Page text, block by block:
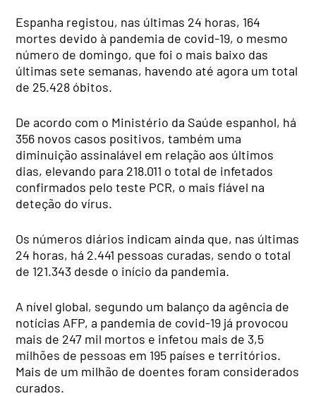
Espanha registou, nas últimas 24 horas, 164
mortes devido à pandemia de covid-19, o mesmo
número de domingo, que foi o mais baixo das
últimas sete semanas, havendo até agora um total
de 25.428 óbitos.
De acordo com o Ministério da Saúde espanhol, há
356 novos casos positivos, também uma
diminuição assinalável em relação aos últimos
dias, elevando para 218.011 o total de infetados
confirmados pelo teste PCR, o mais fiável na
deteção do vírus.
Os números diários indicam ainda que, nas últimas
24 horas, há 2.441 pessoas curadas, sendo o total
de 121.343 desde o início da pandemia.
A nível global, segundo um balanço da agência de
notícias AFP, a pandemia de covid-19 já provocou
mais de 247 mil mortos e infetou mais de 3,5
milhões de pessoas em 195 países e territórios.
Mais de um milhão de doentes foram considerados
curados.